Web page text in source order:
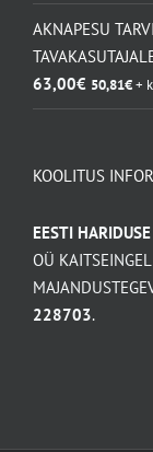
AKNAPESU
63,00€ 50,81€+
KOOLITUS
EESTI
OÜ
228703.